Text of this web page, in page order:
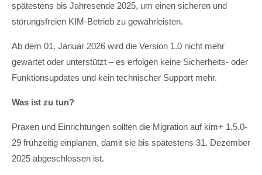
spätestens bis Jahresende 2025, um einen sicheren und
störungsfreien KIM-Betrieb zu gewährleisten.
Ab dem 01. Januar 2026 wird die Version 1.0 nicht mehr
gewartet oder unterstützt – es erfolgen keine Sicherheits- oder
Funktionsupdates und kein technischer Support mehr.
Was ist zu tun?
Praxen und Einrichtungen sollten die Migration auf kim+ 1.5.0-
29 frühzeitig einplanen, damit sie bis spätestens 31. Dezember
2025 abgeschlossen ist.